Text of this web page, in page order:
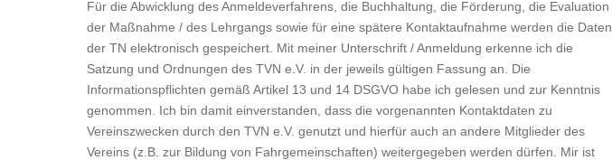
Für die Abwicklung des Anmeldeverfahrens, die Buchhaltung, die Förderung, die Evaluation
der Maßnahme / des Lehrgangs sowie für eine spätere Kontaktaufnahme werden die Daten
der TN elektronisch gespeichert. Mit meiner Unterschrift / Anmeldung erkenne ich die
Satzung und Ordnungen des TVN e.V. in der jeweils gültigen Fassung an. Die
Informationspflichten gemäß Artikel 13 und 14 DSGVO habe ich gelesen und zur Kenntnis
genommen. Ich bin damit einverstanden, dass die vorgenannten Kontaktdaten zu
Vereinszwecken durch den TVN e.V. genutzt und hierfür auch an andere Mitglieder des
Vereins (z.B. zur Bildung von Fahrgemeinschaften) weitergegeben werden dürfen. Mir ist